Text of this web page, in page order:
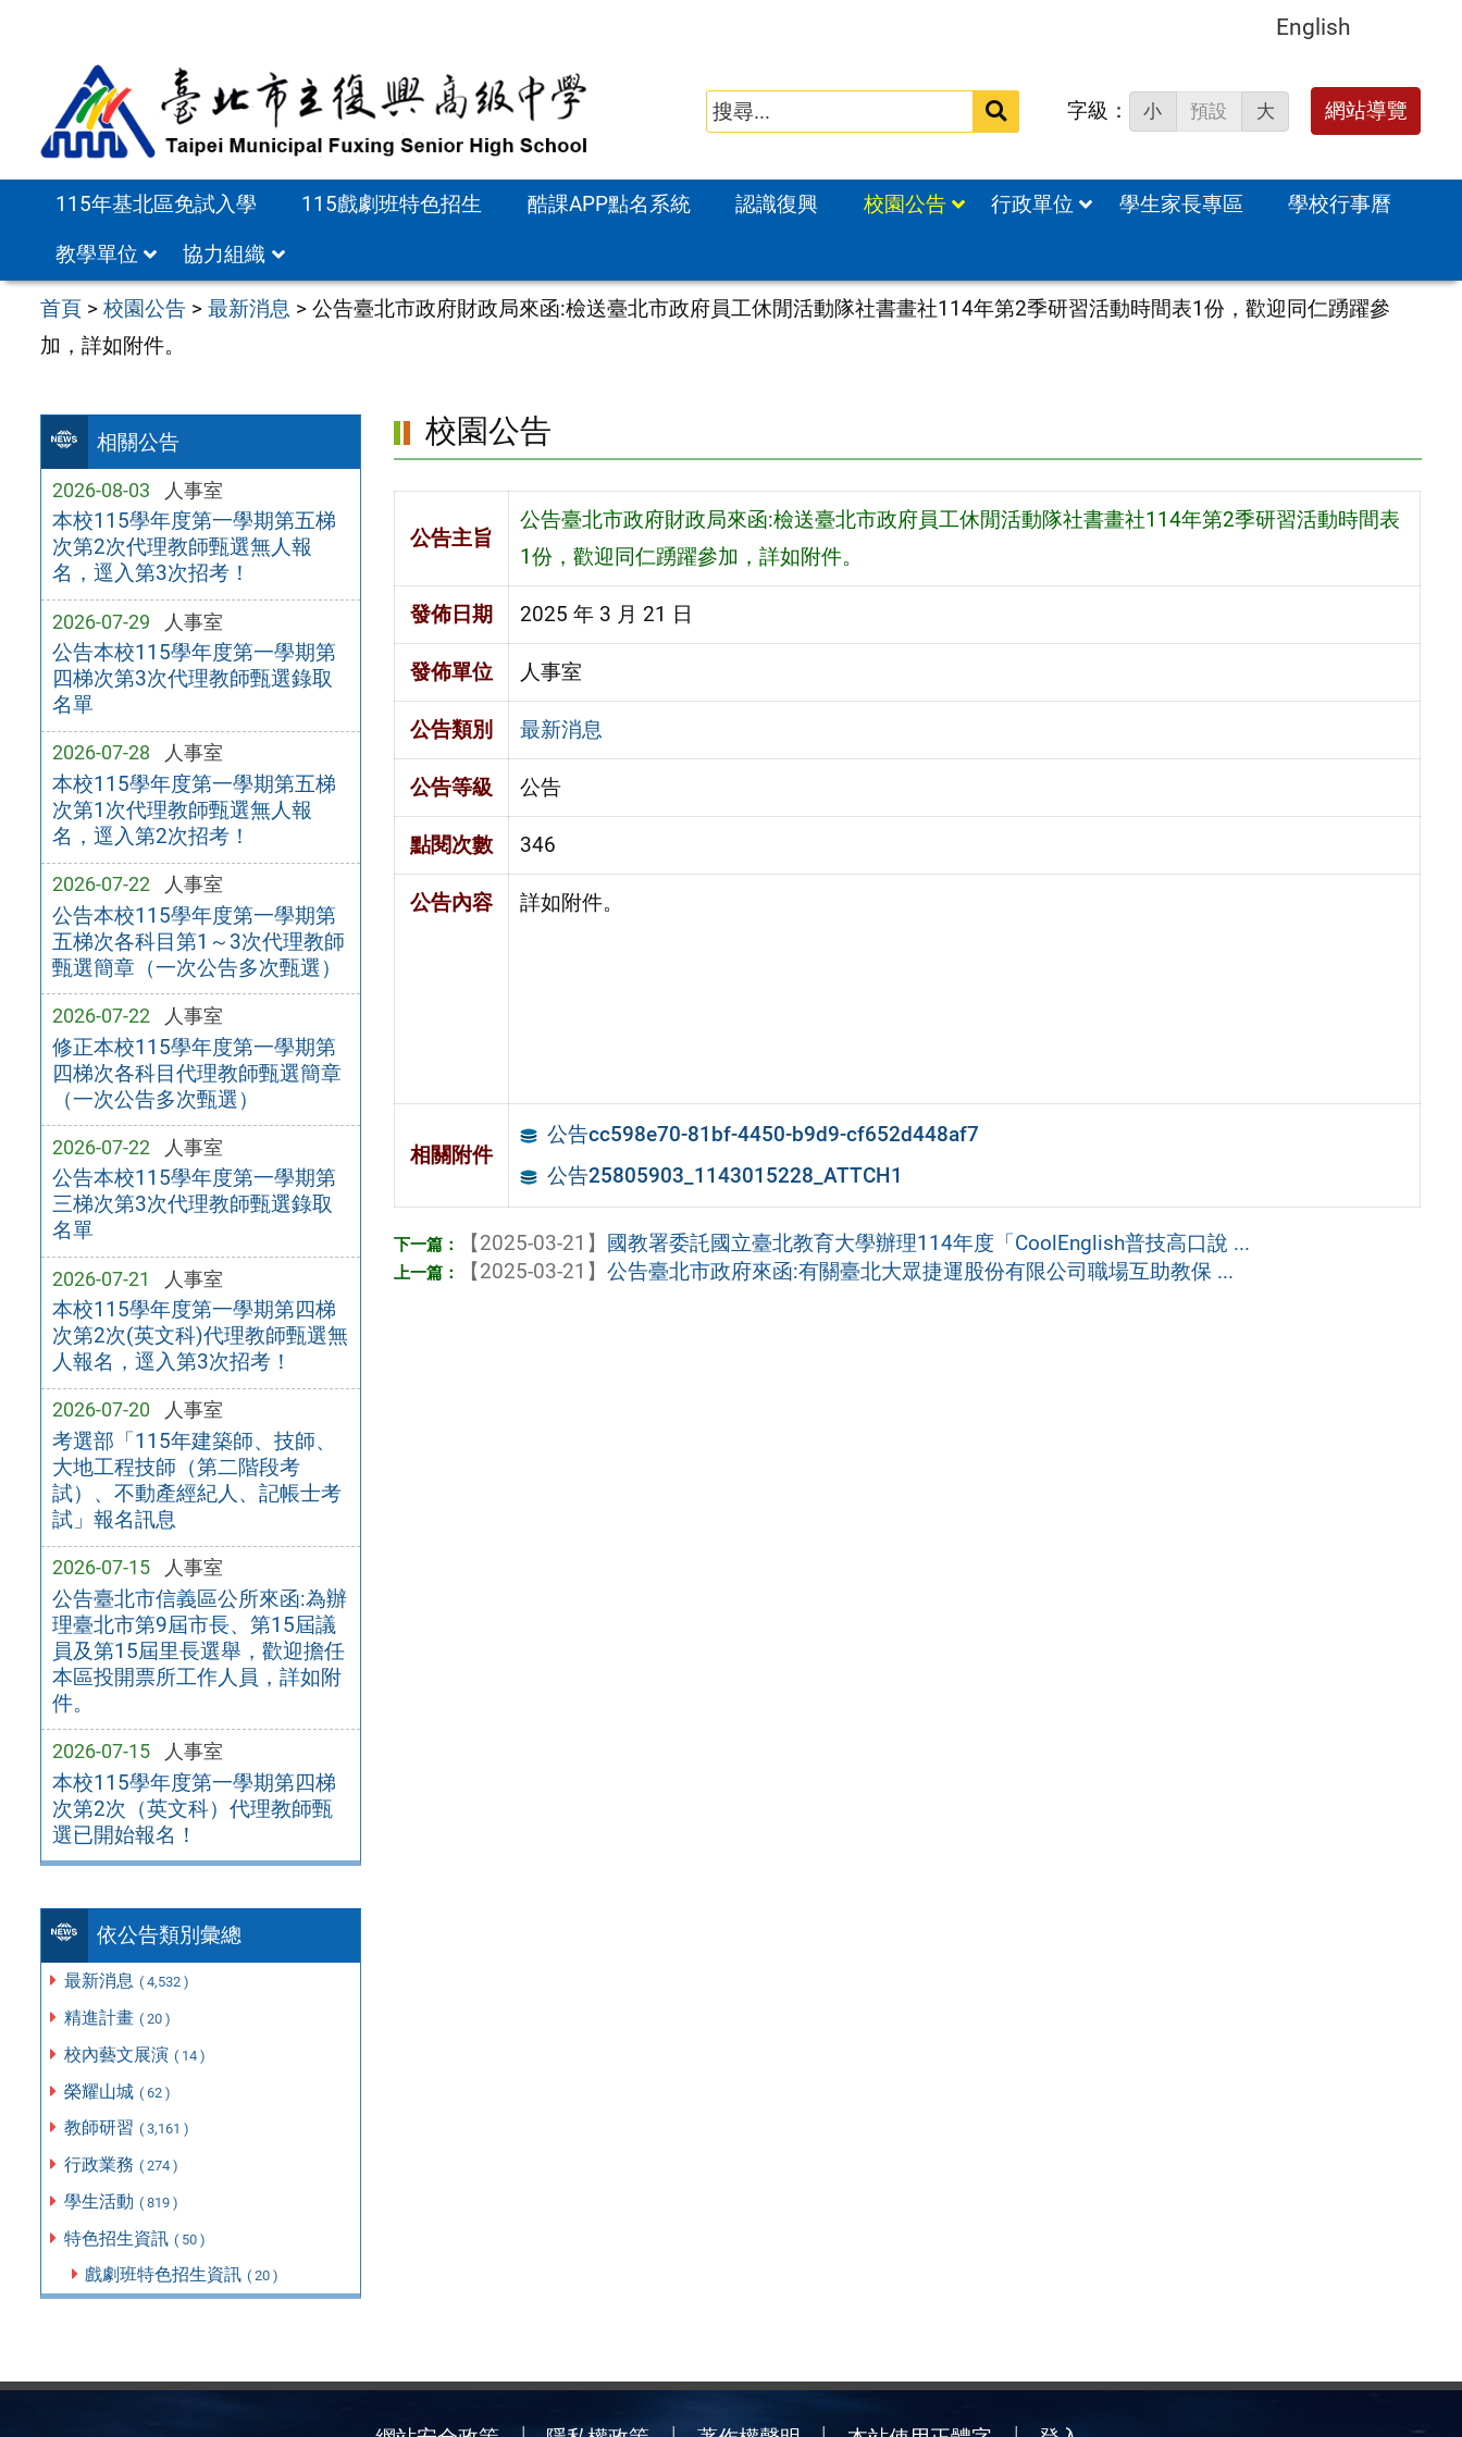
English
搜
字級： 小 預設 大 網站導覽
115年基北區免試入學 115戲劇班特色招生 酷課APP點名系統 認識復興 校園公告 行政單位 學生家長專區
學校行事曆
教學單位
協力組織
首頁 >校園公告 >最新消息 >公告臺北市政府財政局來函:檢送臺北市政府員工休閒活動隊社書畫社114年第2季研習活動時間表1份，歡迎同仁踴躍參
加，詳如附件。
相關公告
2026-08-03 人事室
本校115學年度第一學期第五梯
次第2次代理教師甄選無人報
名，逕入第3次招考！
2026-07-29 人事室
公告本校115學年度第一學期第
四梯次第3次代理教師甄選錄取
名單
2026-07-28 人事室
本校115學年度第一學期第五梯
次第1次代理教師甄選無人報
名，逕入第2次招考！
2026-07-22 人事室
公告本校115學年度第一學期第
五梯次各科目第1～3次代理教師
甄選簡章（一次公告多次甄選）
2026-07-22 人事室
修正本校115學年度第一學期第
四梯次各科目代理教師甄選簡章
（一次公告多次甄選）
2026-07-22 人事室
公告本校115學年度第一學期第
三梯次第3次代理教師甄選錄取
名單
2026-07-21 人事室
本校115學年度第一學期第四梯
次第2次(英文科)代理教師甄選無
人報名，逕入第3次招考！
2026-07-20 人事室
考選部「115年建築師、技師、
大地工程技師（第二階段考
試）、不動產經紀人、記帳士考
試」報名訊息
2026-07-15 人事室
公告臺北市信義區公所來函:為辦
理臺北市第9屆市長、第15屆議
員及第15屆里長選舉，歡迎擔任
本區投開票所工作人員，詳如附
件。
2026-07-15 人事室
本校115學年度第一學期第四梯
次第2次（英文科）代理教師甄
選已開始報名！
依公告類別彙總
最新消息 ( 4,532 )
精進計畫 ( 20 )
校內藝文展演 ( 14 )
榮耀山城 ( 62 )
教師研習 ( 3,161 )
行政業務 ( 274 )
學生活動 ( 819 )
特色招生資訊 ( 50 )
戲劇班特色招生資訊 ( 20 )
校園公告
公告主旨
公告臺北市政府財政局來函:檢送臺北市政府員工休閒活動隊社書畫社114年第2季研習活動時間表
1份，歡迎同仁踴躍參加，詳如附件。
發佈日期 2025 年 3 月 21 日
發佈單位 人事室
公告類別 最新消息
公告等級 公告
點閱次數 346
公告內容 詳如附件。
相關附件
公告cc598e70-81bf-4450-b9d9-cf652d448af7
公告25805903_1143015228_ATTCH1
【2025-03-21】 國教署委託國立臺北教育大學辦理114年度「CoolEnglish普技高口說 ...
【2025-03-21】公告臺北市政府來函:有關臺北大眾捷運股份有限公司職場互助教保 ...